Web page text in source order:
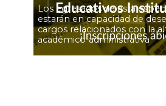
Los egresados de esta
estarán en capacidad de
cargos relacionados con la
académico-administrativa